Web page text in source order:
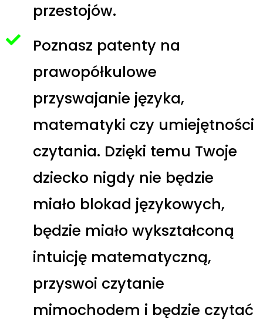
przestojów.
Poznasz patenty na
prawopółkulowe
przyswajanie języka,
matematyki czy umiejętności
czytania. Dzięki temu Twoje
dziecko nigdy nie będzie
miało blokad językowych,
będzie miało wykształconą
intuicję matematyczną,
przyswoi czytanie
mimochodem i będzie czytać